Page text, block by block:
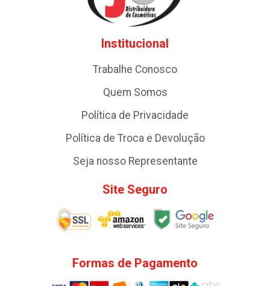
Institucional
Trabalhe Conosco
Quem Somos
Política de Privacidade
Política de Troca e Devolução
Seja nosso Representante
Site Seguro
Formas de Pagamento